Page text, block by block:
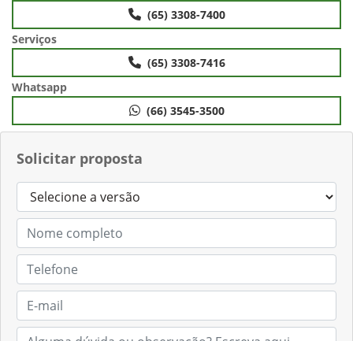
Solicitar proposta
(65) 3308-7400
Serviços
(65) 3308-7416
Whatsapp
(66) 3545-3500